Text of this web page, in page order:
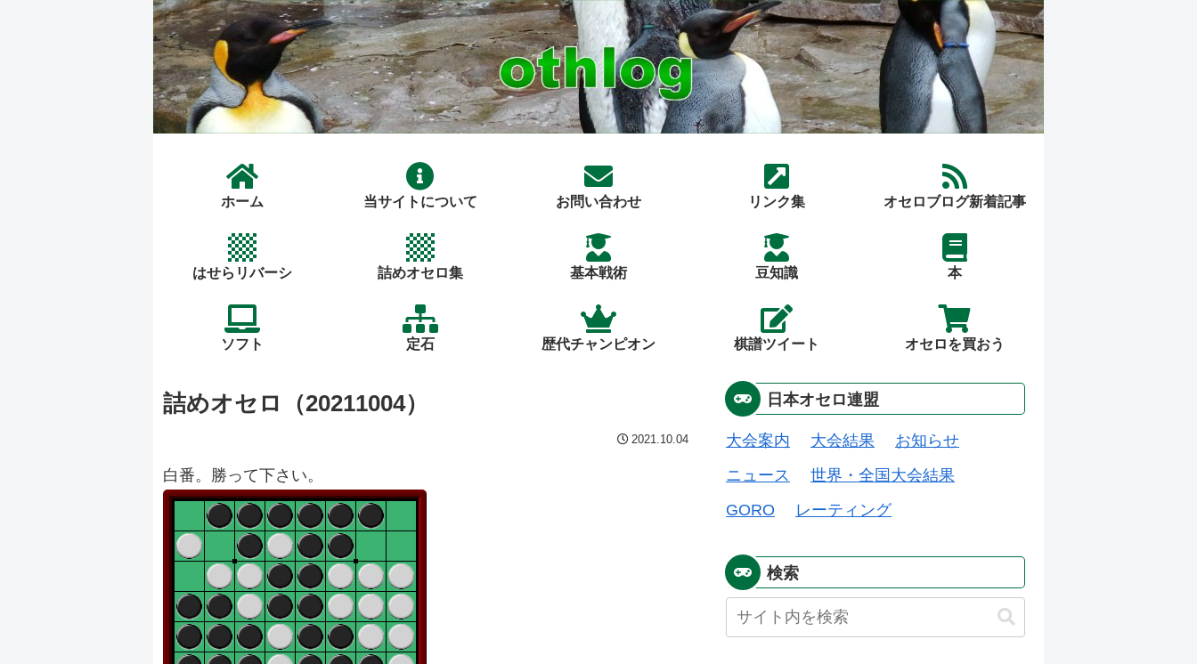
ホーム 当サイトについて お問い合わせ リンク集 オセロブログ新着記事
はせらリバーシ 詰めオセロ集 基本戦術 豆知識 本
ソフト 定石 歴代チャンピオン 棋譜ツイート オセロを買おう
詰めオセロ（20211004）
2021.10.04
白番。勝って下さい。
日本オセロ連盟
大会案内 大会結果
お知らせ
ニュース
世界・全国大会結果
GORO
レーティング
検索